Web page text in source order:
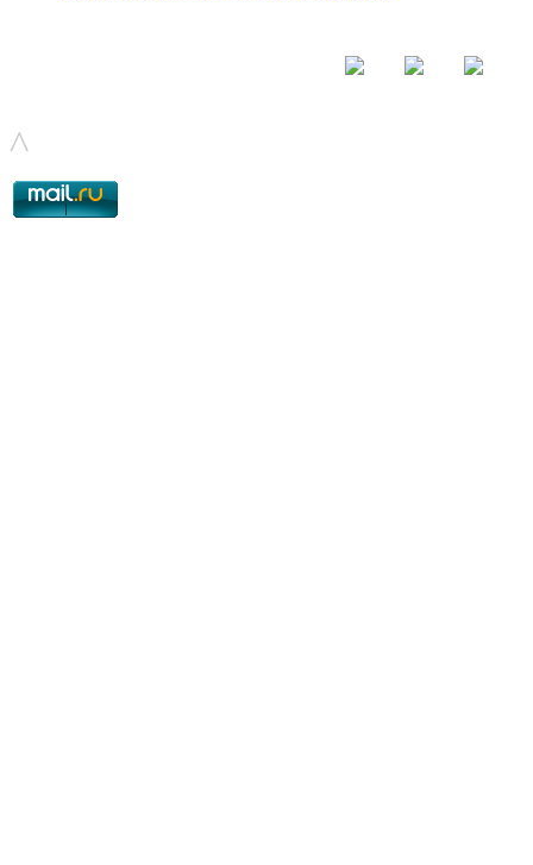
© - 2015-2017 - helix.su - все для вашего сайта |
^